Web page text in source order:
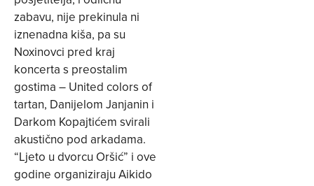
zabavu, nije prekinula ni
iznenadna kiša, pa su
Noxinovci pred kraj
koncerta s preostalim
gostima – United colors of
tartan, Danijelom Janjanin i
Darkom Kopajtićem svirali
akustično pod arkadama.
“Ljeto u dvorcu Oršić” i ove
godine organiziraju Aikido